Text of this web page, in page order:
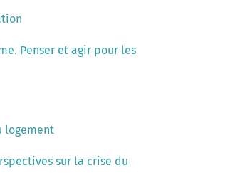
Penser et agir pour les
logement
sur la crise du